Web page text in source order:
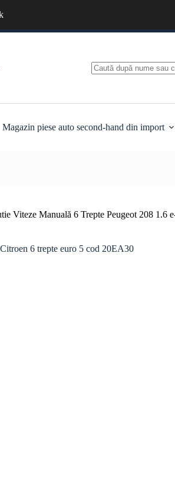
Magazin piese auto second-hand din import
Viteze Manuală 6 Trepte Peugeot 208 1.6